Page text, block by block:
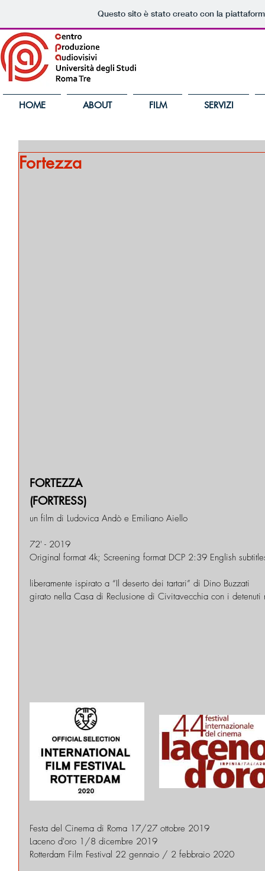
Questo sito è stato creato con la
Fortezza
FORTEZZA
(FORTRESS)
un film di Ludovica Andò e Emiliano Aiello
72' - 2019
Original format 4k; Screening format DCP 2:39 English
liberamente ispirato a “Il deserto dei tartari” di Dino Buzzati
girato nella Casa di Reclusione di Civitavecchia con i
Festa del Cinema di Roma 17/27 ottobre 2019
Laceno d'oro 1/8 dicembre 2019
Rotterdam Film Festival 22 gennaio / 2 febbraio 2020
HOME ABOUT FILM SERVIZI